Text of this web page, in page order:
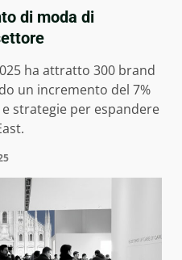
di moda di
ha attratto 300 brand
un incremento del 7%
strategie per espandere